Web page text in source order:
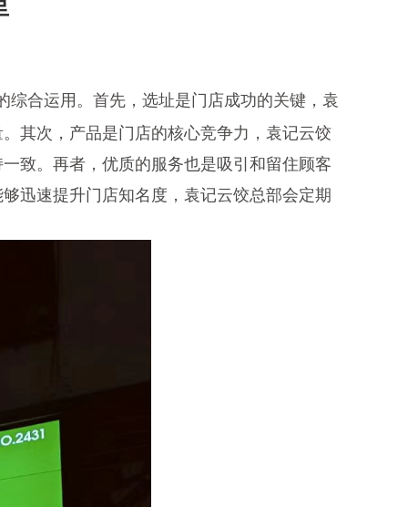
合运用。首先，选址是门店成功的关键，袁
其次，产品是门店的核心竞争力，袁记云饺
致。再者，优质的服务也是吸引和留住顾客
迅速提升门店知名度，袁记云饺总部会定期